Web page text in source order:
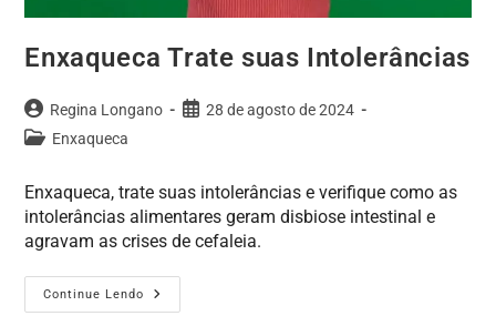
Enxaqueca Trate suas Intolerâncias
Regina Longano
28 de agosto de 2024
Enxaqueca
Enxaqueca, trate suas intolerâncias e verifique como as
intolerâncias alimentares geram disbiose intestinal e
agravam as crises de cefaleia.
Continue Lendo